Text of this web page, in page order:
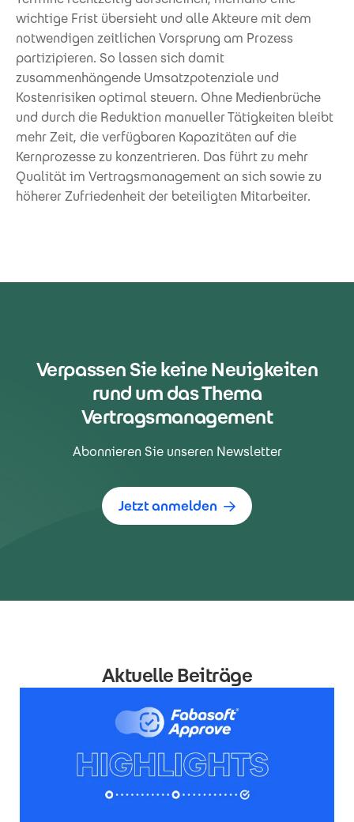
wichtige Frist übersieht und alle Akteure mit dem
notwendigen zeitlichen Vorsprung am Prozess
partizipieren. So lassen sich damit
zusammenhängende Umsatzpotenziale und
Kostenrisiken optimal steuern. Ohne Medienbrüche
und durch die Reduktion manueller Tätigkeiten bleibt
mehr Zeit, die verfügbaren Kapazitäten auf die
Kernprozesse zu konzentrieren. Das führt zu mehr
Qualität im Vertragsmanagement an sich sowie zu
höherer Zufriedenheit der beteiligten Mitarbeiter.
Verpassen Sie keine Neuigkeiten
rund um das Thema
Vertragsmanagement
Abonnieren Sie unseren Newsletter
Jetzt anmelden
Aktuelle Beiträge